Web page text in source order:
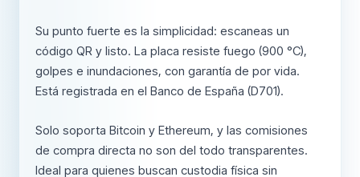
Su punto fuerte es la simplicidad: escaneas un
código QR y listo. La placa resiste fuego (900 °C),
golpes e inundaciones, con garantía de por vida.
Está registrada en el Banco de España (D701).
Solo soporta Bitcoin y Ethereum, y las comisiones
de compra directa no son del todo transparentes.
Ideal para quienes buscan custodia física sin